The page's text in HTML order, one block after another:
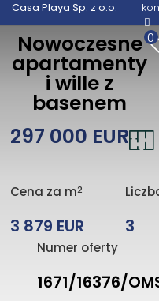
Casa Playa Sp. z o.o.
0
Nowoczesne
apartamenty
i wille z
basenem
297 000 EUR
Cena za m2
3 879 EUR 3
Numer oferty
1671/16376/